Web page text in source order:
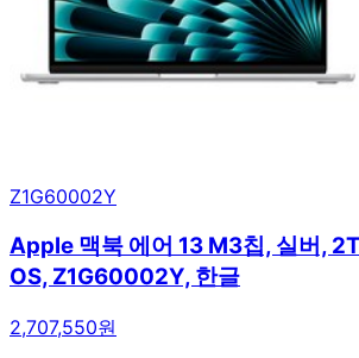
Z1G60002Y
Apple 맥북 에어 13 M3칩, 실버,
OS, Z1G60002Y, 한글
2,707,550원